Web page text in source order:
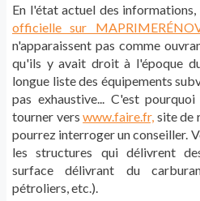
En l'état actuel des informations,
officielle sur
n'apparaissent pas comme
qu'ils y avait droit à l'époque
longue liste des équipements
pas exhaustive... C'est
tourner verswww.faire.fr, site de
pourrez interroger un conseiller.
les structures qui délivrent
surface délivrant du
pétroliers, etc.).